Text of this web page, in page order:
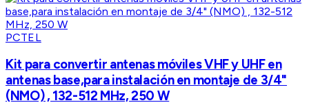
PCTEL
Kit para convertir antenas móviles VHF y UHF en
antenas base,para instalación en montaje de 3/4"
(NMO) , 132-512 MHz, 250 W